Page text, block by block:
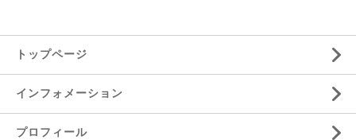
トップページ
インフォメーション
プロフィール